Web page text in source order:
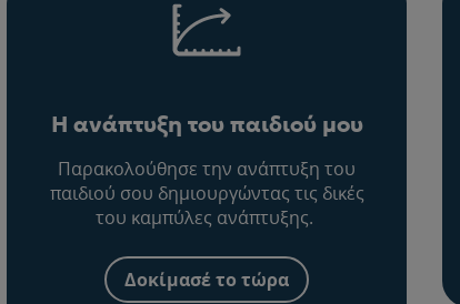
Η ανάπτυξη του παιδιού μου
Παρακολούθησε την ανάπτυξη του
παιδιού σου δημιουργώντας τις δικές
του καμπύλες ανάπτυξης.
Δοκίμασέ το τώρα